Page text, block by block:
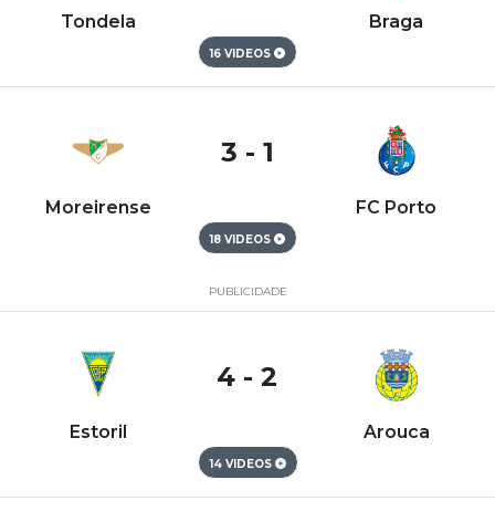
Tondela Braga
16 VIDEOS
Moreirense
3 - 1
FC Porto
18 VIDEOS
PUBLICIDADE
Estoril
4 - 2
Arouca
14 VIDEOS